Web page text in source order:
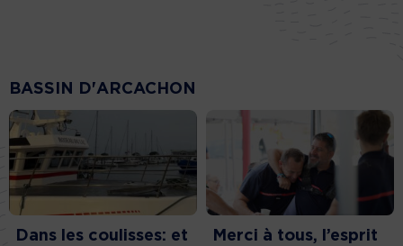
BASSIN D'ARCACHON
Dans les coulisses: et
Merci à tous, l’esprit